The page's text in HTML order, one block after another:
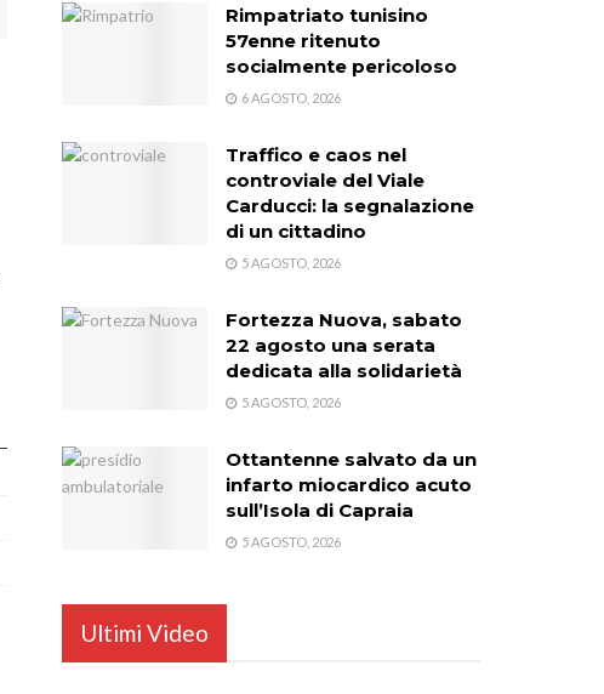
Rimpatriato tunisino
57enne ritenuto
socialmente pericoloso
6 AGOSTO, 2026
Traffico e caos nel
controviale del Viale
Carducci: la segnalazione
di un cittadino
5 AGOSTO, 2026
Fortezza Nuova, sabato
22 agosto una serata
dedicata alla solidarietà
5 AGOSTO, 2026
Ottantenne salvato da un
infarto miocardico acuto
sull’Isola di Capraia
5 AGOSTO, 2026
Ultimi Video